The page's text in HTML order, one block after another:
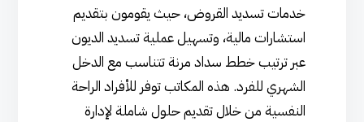
خدمات تسديد القروض، حيث يقومون بتقديم
استشارات مالية، وتسهيل عملية تسديد الديون
عبر ترتيب خطط سداد مرنة تتناسب مع الدخل
الشهري للفرد. هذه المكاتب توفر للأفراد الراحة
النفسية من خلال تقديم حلول شاملة لإدارة